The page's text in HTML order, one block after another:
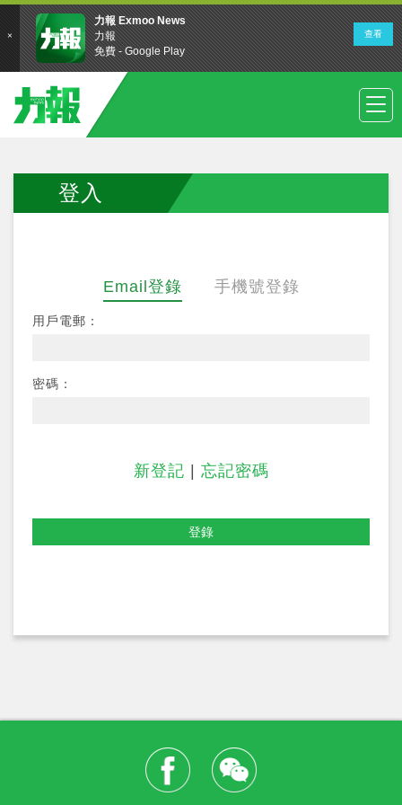
登入
Email登錄 手機號登錄
用戶電郵：
密碼：
新登記 忘記密碼